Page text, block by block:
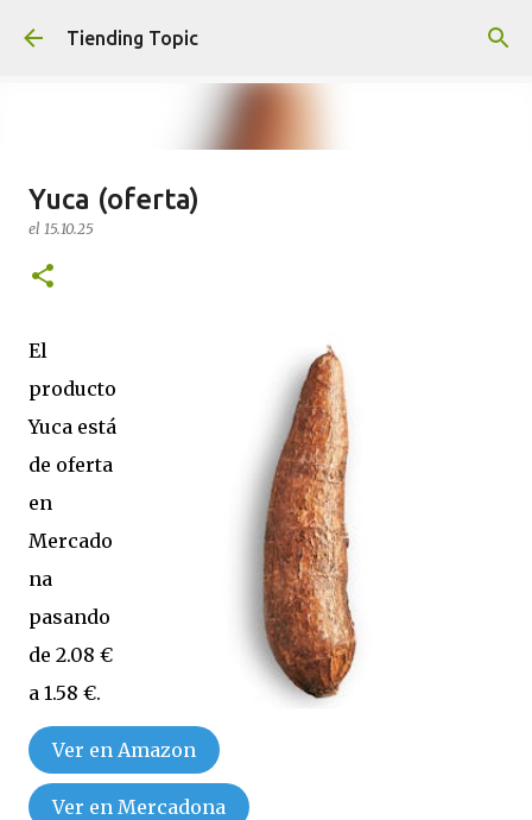
Ir al contenido principal
Tiending Topic
Maquillaje fluido Hydra Deliplus
210 cappuccino (nuevo)
el
Yuca (oferta)
el 15.10.25
El
producto
Yuca está
de oferta
en
Mercado
na
pasando
de 2.08 €
a 1.58 €.
Ver en Amazon
Ver en Mercadona